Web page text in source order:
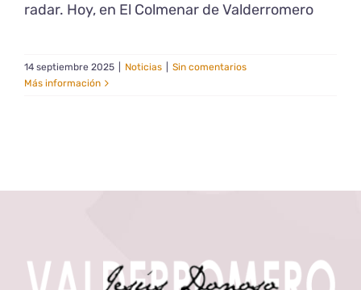
radar. Hoy, en El Colmenar de Valderromero
14 septiembre 2025 Noticias
Sin comentarios
Más información